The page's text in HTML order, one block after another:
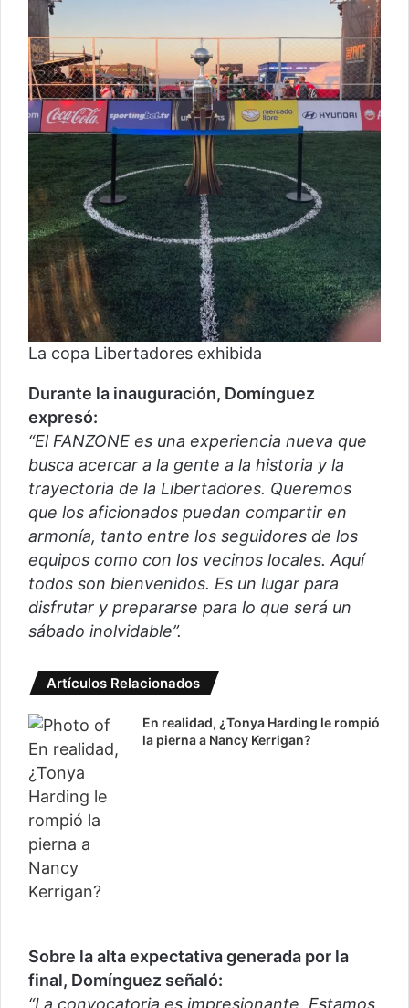
La copa Libertadores exhibida
Durante la inauguración, Domínguez
expresó:
“El FANZONE es una experiencia nueva que
busca acercar a la gente a la historia y la
trayectoria de la Libertadores. Queremos
que los aficionados puedan compartir en
armonía, tanto entre los seguidores de los
equipos como con los vecinos locales. Aquí
todos son bienvenidos. Es un lugar para
disfrutar y prepararse para lo que será un
sábado inolvidable”.
Artículos Relacionados
En realidad, ¿Tonya Harding le rompió
la pierna a Nancy Kerrigan?
Sobre la alta expectativa generada por la
final, Domínguez señaló:
“La convocatoria es impresionante. Estamos